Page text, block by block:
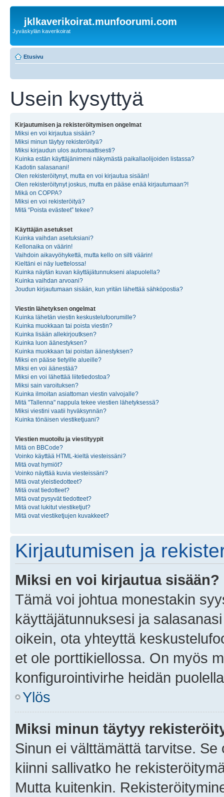
jklkaverikoirat.munfoorumi.com
Jyväskylän kaverikoirat
Etusivu
Usein kysyttyä
Kirjautumisen ja rekisteröitymisen ongelmat
Miksi en voi kirjautua sisään?
Miksi minun täytyy rekisteröityä?
Miksi kirjaudun ulos automaattisesti?
Kuinka estän käyttäjänimeni näkymästä paikallaolijoiden listassa?
Kadotin salasanani!
Olen rekisteröitynyt, mutta en voi kirjautua sisään!
Olen rekisteröitynyt joskus, mutta en pääse enää kirjautumaan?!
Mikä on COPPA?
Miksi en voi rekisteröityä?
Mitä “Poista evästeet” tekee?
Käyttäjän asetukset
Kuinka vaihdan asetuksiani?
Kellonaika on väärin!
Vaihdoin aikavyöhykettä, mutta kello on silti väärin!
Kieltäni ei näy luettelossa!
Kuinka näytän kuvan käyttäjätunnukseni alapuolella?
Kuinka vaihdan arvoani?
Joudun kirjautumaan sisään, kun yritän lähettää sähköpostia?
Viestin lähetyksen ongelmat
Kuinka lähetän viestin keskustelufoorumille?
Kuinka muokkaan tai poista viestin?
Kuinka lisään allekirjoutksen?
Kuinka luon äänestyksen?
Kuinka muokkaan tai poistan äänestyksen?
Miksi en pääse tietyille alueille?
Miksi en voi äänestää?
Miksi en voi lähettää liitetiedostoa?
Miksi sain varoituksen?
Kuinka ilmoitan asiattoman viestin valvojalle?
Mitä "Tallenna" nappula tekee viestien lähetyksessä?
Miksi viestini vaatii hyväksynnän?
Kuinka tönäisen viestiketjuani?
Viestien muotoilu ja viestityypit
Mitä on BBCode?
Voinko käyttää HTML-kieltä viesteissäni?
Mitä ovat hymiöt?
Voinko näyttää kuvia viesteissäni?
Mitä ovat yleistiedotteet?
Mitä ovat tiedotteet?
Mitä ovat pysyvät tiedotteet?
Mitä ovat lukitut viestiketjut?
Mitä ovat viestiketjujen kuvakkeet?
Kirjautumisen ja
Miksi en voi kirjautua sisään?
Tämä voi johtua monestakin
käyttäjätunnuksesi ja
oikein, ota yhteyttä
et ole porttikiellossa. On myös
konfigurointivirhe heidän
Ylös
Miksi minun täytyy
Sinun ei välttämättä tarvitse.
kiinni sallivatko he
Mutta kuitenkin.